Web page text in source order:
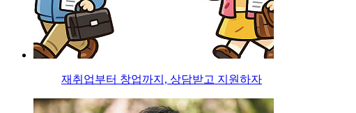
재취업부터 창업까지, 상담받고 지원하자